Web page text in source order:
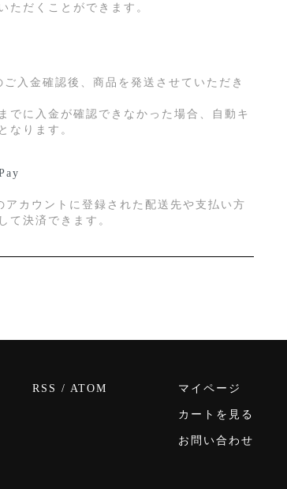
ただくことができます。
ご入金確認後、商品を発送させていただき
でに入金が確認できなかった場合、自動キ
なります。
アカウントに登録された配送先や支払い方
て決済できます。
RSS / ATOM マイページ
カートを見る
お問い合わせ